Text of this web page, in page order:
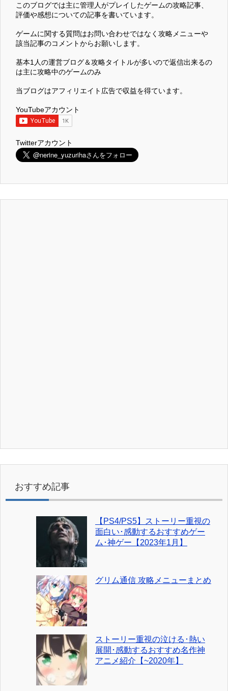
このブログでは主に管理人がプレイしたゲームの攻略記事、
評価や感想についての記事を書いています。
ゲームに関する質問はお問い合わせではなく攻略メニューや
該当記事のコメントからお願いします。
基本1人の運営ブログ＆攻略タイトルが多いので返信出来るの
は主に攻略中のゲームのみ
当ブログはアフィリエイト広告で収益を得ています。
YouTubeアカウント
Twitterアカウント
おすすめ記事
【PS4/PS5】ストーリー重視の
面白い･感動するおすすめゲー
ム･神ゲー【2023年1月】
グリム通信 攻略メニューまとめ
ストーリー重視の泣ける･熱い
展開･感動するおすすめ名作神
アニメ紹介【~2020年】